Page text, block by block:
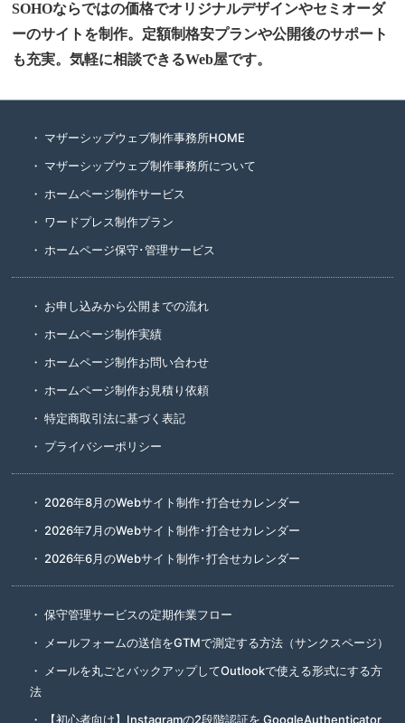
SOHOならではの価格でオリジナルデザインやセミオーダ
ーのサイトを制作。定額制格安プランや公開後のサポート
も充実。気軽に相談できるWeb屋です。
マザーシップウェブ制作事務所HOME
マザーシップウェブ制作事務所について
ホームページ制作サービス
ワードプレス制作プラン
ホームページ保守･管理サービス
お申し込みから公開までの流れ
ホームページ制作実績
ホームページ制作お問い合わせ
ホームページ制作お見積り依頼
特定商取引法に基づく表記
プライバシーポリシー
2026年8月のWebサイト制作･打合せカレンダー
2026年7月のWebサイト制作･打合せカレンダー
2026年6月のWebサイト制作･打合せカレンダー
保守管理サービスの定期作業フロー
メールフォームの送信をGTMで測定する方法（サンクスページ）
メールを丸ごとバックアップしてOutlookで使える形式にする方
法
【初心者向け】Instagramの2段階認証を GoogleAuthenticator